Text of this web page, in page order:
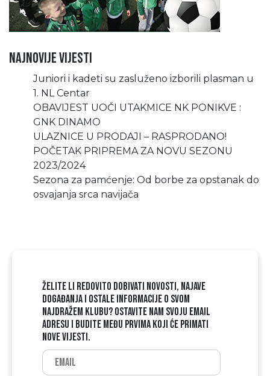
Najnovije vijesti
Juniori i kadeti su zasluženo izborili plasman u
1. NL Centar
OBAVIJEST UOČI UTAKMICE NK PONIKVE :
GNK DINAMO
ULAZNICE U PRODAJI – RASPRODANO!
POČETAK PRIPREMA ZA NOVU SEZONU
2023/2024
Sezona za pamćenje: Od borbe za opstanak do
osvajanja srca navijača
ŽELITE LI REDOVITO DOBIVATI NOVOSTI, NAJAVE
DOGAĐANJA I OSTALE INFORMACIJE O SVOM
NAJDRAŽEM KLUBU? OSTAVITE NAM SVOJU EMAIL
ADRESU I BUDITE MEĐU PRVIMA KOJI ĆE PRIMATI
NOVE VIJESTI.